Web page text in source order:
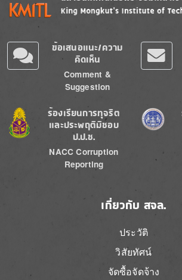
ข้อเสนอแนะ/ความ
คิดเห็น
Comment &
Suggestion
Image
ร้องเรียนการทุจริต
และประพฤติมิชอบ
ป.ป.ช.
NACC Corruption
Reporting
Image
เกี่ยวกับ สจล.
ประวัติ
วิสัยทัศน์
จัดซื้อจัดจ้าง